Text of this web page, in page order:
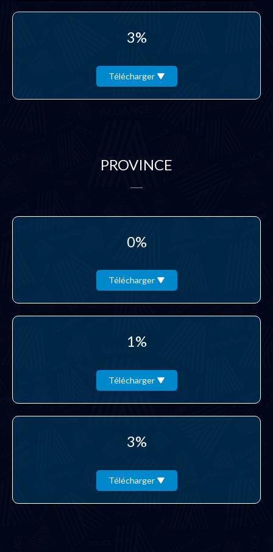
3%
Télécharger
PROVINCE
0%
Télécharger
1%
Télécharger
3%
Télécharger